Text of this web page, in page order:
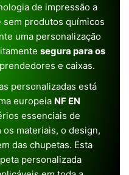
de impressão a
sem produtos químicos
uma personalização
segura para os
e caixas.
personalizadas está
europeia NF EN
essenciais de
materiais, o design,
das chupetas. Esta
personalizada